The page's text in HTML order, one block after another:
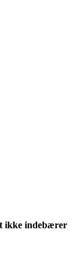
ikke indebærer